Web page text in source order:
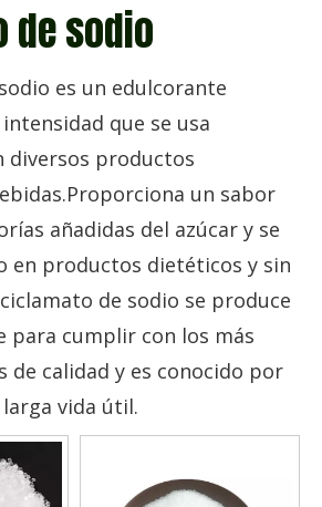
de sodio
es un edulcorante
que se usa
diversos productos
un sabor
añadidas del azúcar y se
en productos dietéticos y sin
de sodio se produce
para cumplir con los más
de calidad y es conocido por
vida útil.